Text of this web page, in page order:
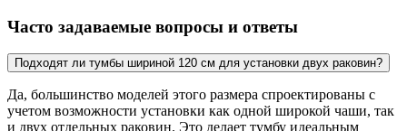
Часто задаваемые вопросы и ответы
Подходят ли тумбы шириной 120 см для установки двух раковин?
Да, большинство моделей этого размера спроектированы с
учетом возможности установки как одной широкой чаши, так
и двух отдельных раковин. Это делает тумбу идеальным